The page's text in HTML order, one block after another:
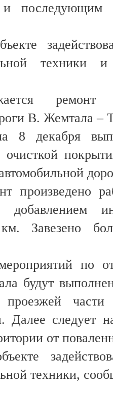
последующим
ремонт
В. Жемтала –
8 декабря
очисткой
произведено
добавлением
Завезено
по
будут
проезжей
Далее следует
от
техники,